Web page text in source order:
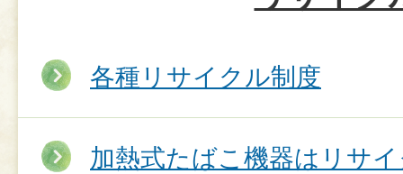
各種リサイクル制度
加熱式たばこ機器はリサ